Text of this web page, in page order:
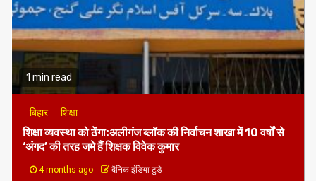
सवाल,जांच के दायरे में शिकायतकर्ता की भी भूमिका!
2 months ago दैनिक इंडिया टुडे